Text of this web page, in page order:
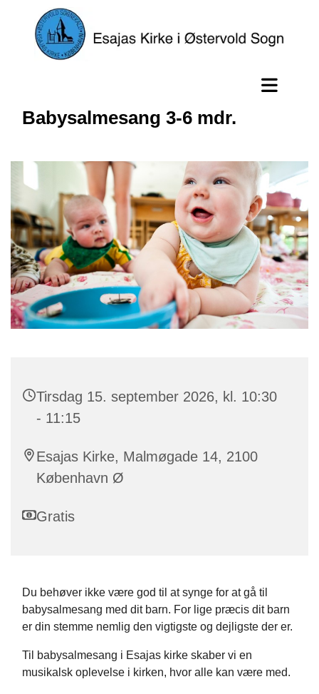
Babysalmesang 3-6 mdr.
Tirsdag 15. september 2026, kl. 10:30
- 11:15
Esajas Kirke, Malmøgade 14, 2100
København Ø
Gratis
Du behøver ikke være god til at synge for at gå til
babysalmesang med dit barn. For lige præcis dit barn
er din stemme nemlig den vigtigste og dejligste der er.
Til babysalmesang i Esajas kirke skaber vi en
musikalsk oplevelse i kirken, hvor alle kan være med.